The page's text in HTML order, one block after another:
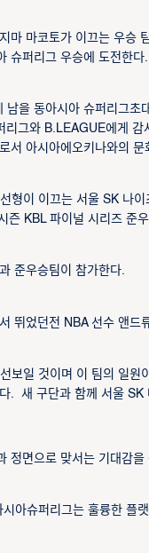
마 마코토가 이끄는 우승
슈퍼리그 우승에 도전한다.
을 동아시아 슈퍼리그
그와 B.LEAGUE에게
서 아시아에오키나와의
형이 이끄는 서울 SK 나
KBL 파이널 시리즈 준
준우승팀이 참가한다.
뛰었던전 NBA 선수 앤드
보일 것이며 이 팀의 일
. 새 구단과 함께 서울
정면으로 맞서는 기대감을
아슈퍼리그는 훌륭한 플